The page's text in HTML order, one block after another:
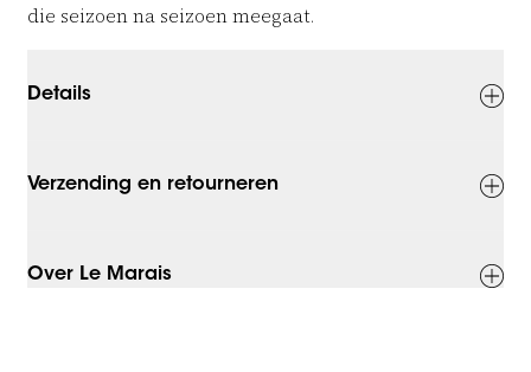
die seizoen na seizoen meegaat.
Details
Verzending en retourneren
Over Le Marais